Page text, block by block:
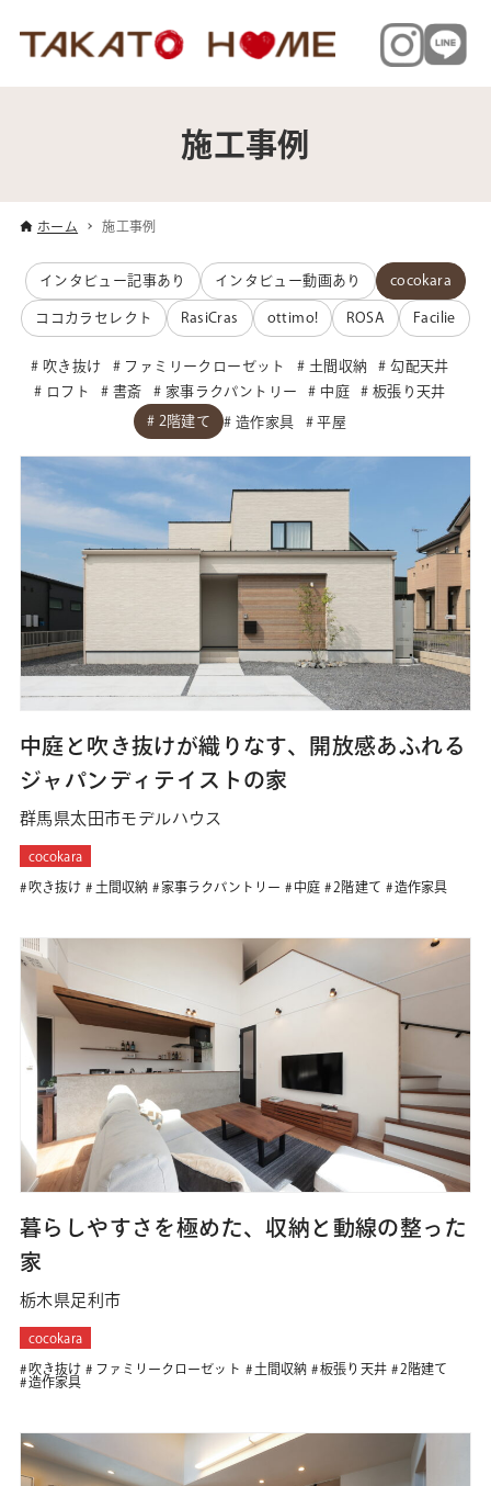
施工事例
ホーム 施工事例
インタビュー記事あり インタビュー動画あり cocokara
ココカラセレクト RasiCras ottimo! ROSA Facilie
吹き抜け ファミリークローゼット 土間収納
勾配天井
ロフト
書斎 家事ラクパントリー 中庭 板張り天井
2階建て 造作家具 平屋
中庭と吹き抜けが織りなす、開放感あふれる
ジャパンディテイストの家
群馬県太田市モデルハウス
cocokara
吹き抜け 土間収納 家事ラクパントリー 中庭 2階建て 造作家具
暮らしやすさを極めた、収納と動線の整った
家
栃木県足利市
cocokara
吹き抜け ファミリークローゼット 土間収納 板張り天井
2階建て
造作家具